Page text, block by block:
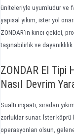
üniteleriyle uyumludur ve
yapısal yıkım, ister yol
ZONDAR'ın kırıcı çekici,
taşınabilirlik ve
ZONDAR El Tipi
Nasıl Devrim
Sualtı inşaatı, sıradan
zorluklar sunar. İster
operasyonları olsun,